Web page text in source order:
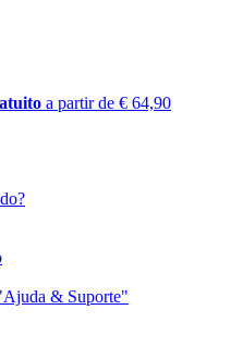
a partir de € 64,90
& Suporte"